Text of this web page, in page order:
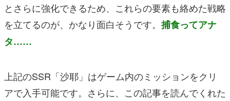
とさらに強化できるため、これらの要素も絡めた戦略
を立てるのが、かなり面白そうです。 捕食ってアナ
タ……
上記のSSR「沙耶」はゲーム内のミッションをクリ
アで入手可能です。さらに、この記事を読んでくれた